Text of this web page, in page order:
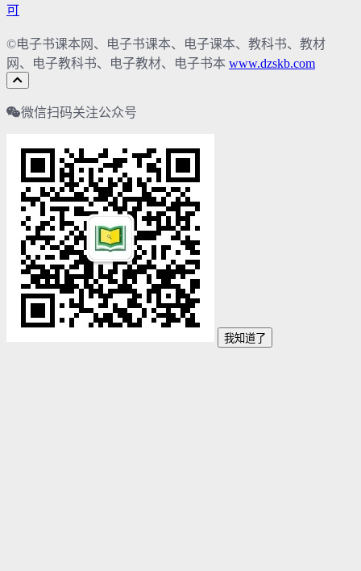
可
©电子书课本网、电子书课本、电子课本、教科书、教材
网、电子教科书、电子教材、电子书本 www.dzskb.com
微信扫码关注公众号
我知道了